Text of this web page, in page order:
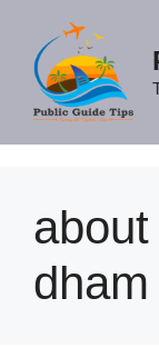
content